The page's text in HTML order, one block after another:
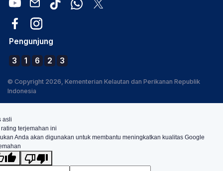
Pengunjung
3 1 6 2 3
© Copyright 2026, Kementerian Kelautan dan Perikanan Republik
Indonesia
asli
terjemahan ini
Anda akan digunakan untuk membantu meningkatkan kualitas Google